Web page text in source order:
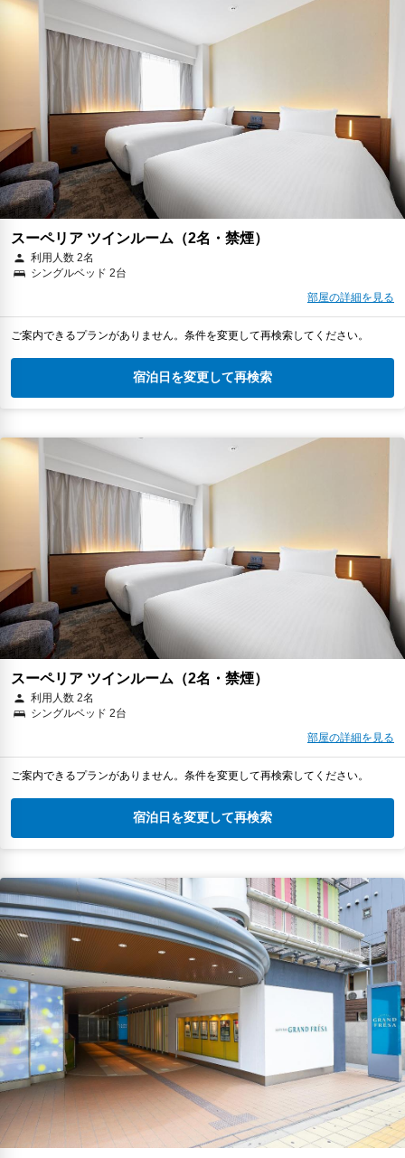
スーペリア ツインルーム（2名・禁煙）
利用人数 2名
シングルベッド 2台
部屋の詳細を見る
ご案内できるプランがありません。条件を変更して再検索してください。
宿泊日を変更して再検索
スーペリア ツインルーム（2名・禁煙）
利用人数 2名
シングルベッド 2台
部屋の詳細を見る
ご案内できるプランがありません。条件を変更して再検索してください。
宿泊日を変更して再検索